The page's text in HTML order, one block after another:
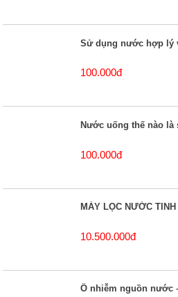
Sử dụng nước hợp lý
100.000đ
Nước uống thế nào là
100.000đ
MÁY LỌC NƯỚC TINH
10.500.000đ
Ô nhiễm nguồn nước